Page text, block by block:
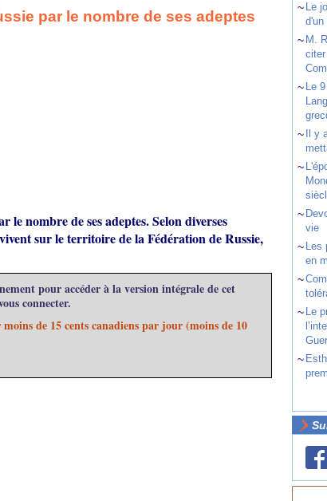
par le nombre de ses adeptes
nombre de ses adeptes. Selon diverses
sur le territoire de la Fédération de Russie,
pour accéder à la version intégrale de cet
connecter.
de 15 cents canadiens par jour (moins de 10
~ Le
d'un
~ M.
~ Le
~
Il y
~
~
vie
~ Les
en
~
~ Le
~